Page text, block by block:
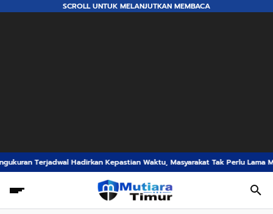
SCROLL UNTUK MELANJUTKAN MEMBACA
Kepastian Waktu, Masyarakat Tak Perlu Lama Menunggu Layanan